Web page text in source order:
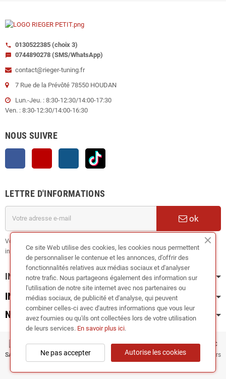
call 0130522385 (choix 3)
sms
0744890278 (SMS/WhatsApp)
contact@rieger-tuning.fr
7 Rue de la Prévôté 78550 HOUDAN
Lun.-Jeu. : 8:30-12:30/14:00-17:30
Ven. : 8:30-12:30/14:00-16:30
NOUS SUIVRE
Instagram
LETTRE D'INFORMATIONS
ok
Vous pouvez vous désinscrire à tout moment. Vous trouverez pour cela nos
informations de contact dans les conditions d'utilisation du site.
INFORMATION
INFOS PRATIQUES
NOS CATÉGORIES
Copyright © 2024
RIEGER TUNING France • TUNEDYNAMIC
SAS
| Fabricant de kit carrosserie et accessoires carrosserie (lames et diffuseurs
Ce site Web utilise des cookies, les cookies nous permettent
de personnaliser le contenue et les annonces, d’offrir des
fonctionnalités relatives aux médias sociaux et d'analyser
notre trafic. Nous partageons également des information sur
l'utilisation de notre site internet avec nos partenaires ou
médias sociaux, de publicité et d'analyse, qui peuvent
combiner celles-ci avec d'autres informations que vous leur
avez fournies ou qu'ils ont collectées lors de votre utilisation
de leurs services. En savoir plus ici.
Autorise les cookies
Ne pas accepter